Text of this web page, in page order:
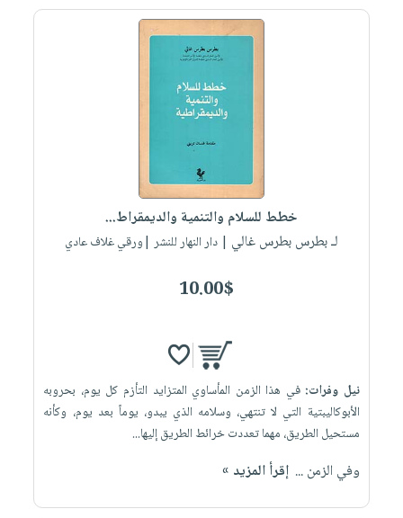
خطط للسلام والتنمية والديمقراط...
لـ بطرس بطرس غالي | دار النهار للنشر |ورقي غلاف عادي
10.00$
نيل وفرات:في هذا الزمن المأساوي المتزايد التأزم كل يوم، بحروبه
الأبوكاليبتية التي لا تنتهي، وسلامه الذي يبدو، يوماً بعد يوم، وكأنه
مستحيل الطريق، مهما تعددت خرائط الطريق إليها...
وفي الزمن ... إقرأ المزيد »